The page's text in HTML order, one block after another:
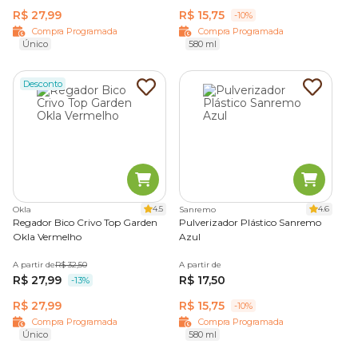
R$ 27,99
Compra Programada
Único
R$ 15,75
-10%
Compra Programada
580 ml
Desconto
Okla 4.5
Regador Bico Crivo Top Garden
Okla Vermelho
A partir deR$ 32,50
R$ 27,99 -13%
R$ 27,99
Compra Programada
Único
Sanremo 4.6
Pulverizador Plástico Sanremo
Azul
A partir de
R$ 17,50
R$ 15,75
-10%
Compra Programada
580 ml